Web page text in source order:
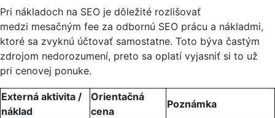
Pri nákladoch na SEO je dôležité rozlišovať
medzi mesačným fee za odbornú SEO prácu a nákladmi,
ktoré sa zvyknú účtovať samostatne. Toto býva častým
zdrojom nedorozumení, preto sa oplatí vyjasniť si to už
pri cenovej ponuke.
Externá aktivita /
náklad
Orientačná
cena
Poznámka